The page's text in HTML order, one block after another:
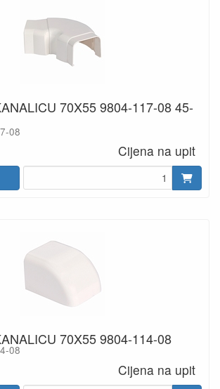
70X55 9804-117-08 45-
08
Cijena na upit
70X55 9804-114-08
08
Cijena na upit